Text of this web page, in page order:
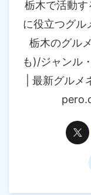
栃木で活動
に役立つグル
栃木のグル
も)/ジャンル
| 最新グル